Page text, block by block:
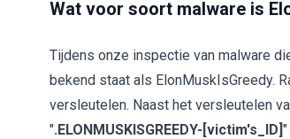
Wat voor soort malware is
Tijdens onze inspectie van malware
bekend staat als ElonMuskIsGreedy.
versleutelen. Naast het versleutelen
".ELONMUSKISGREEDY-[victim's_ID]